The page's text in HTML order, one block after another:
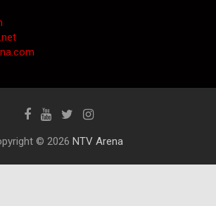
© 2026 NTV Arena